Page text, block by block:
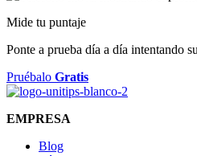
Mide tu puntaje
Ponte a prueba día a día intentando
Pruébalo Gratis
EMPRESA
Blog